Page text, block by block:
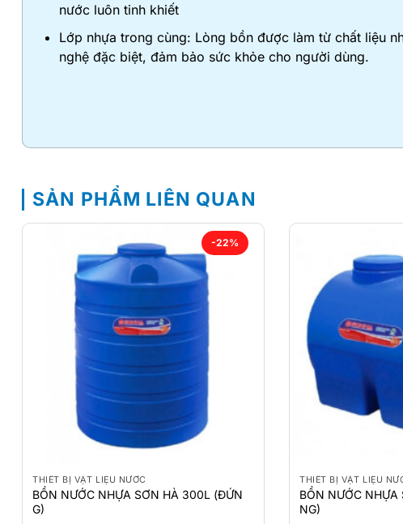
nước luôn tinh khiết
Lớp nhựa trong cùng: Lòng bồn được làm từ chất liệu
nghệ đặc biệt, đảm bảo sức khỏe cho người dùng.
SẢN PHẨM LIÊN QUAN
-22%
THIẾT BỊ VẬT LIỆU NƯỚC
BỒN NƯỚC NHỰA SƠN HÀ 300L (ĐỨN
G)
THIẾT BỊ VẬT LIỆU
BỒN NƯỚC
NG)